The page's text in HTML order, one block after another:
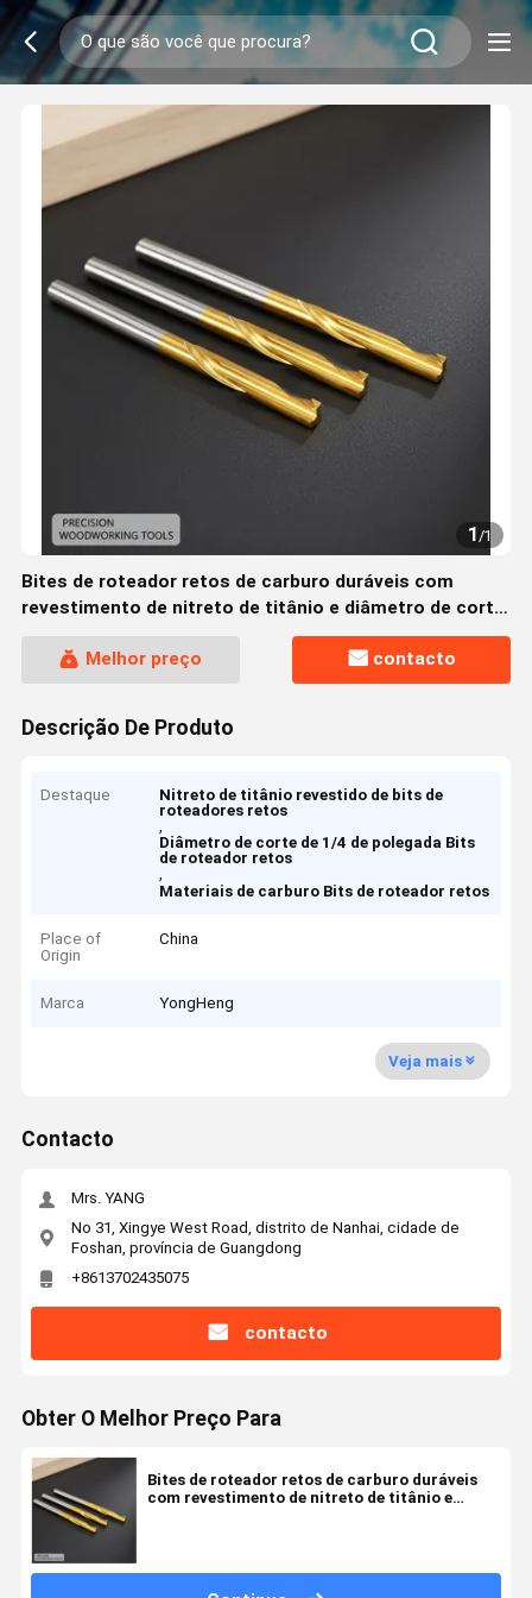
1/1
Bites de roteador retos de carburo duráveis com
revestimento de nitreto de titânio e diâmetro de corte
de 1/4 de polegada para trabalhos de madeira de
precisãoMelhor preço contacto
Descrição De Produto
Destaque
Nitreto de titânio revestido de bits de
roteadores retos
,
Diâmetro de corte de 1/4 de polegada Bits
de roteador retos
,
Materiais de carburo Bits de roteador retos
Place of
Origin
China
Marca YongHeng
Veja mais
Contacto
Mrs. YANG
No 31, Xingye West Road, distrito de Nanhai, cidade de
Foshan, província de Guangdong
+8613702435075
contacto
Obter O Melhor Preço Para
Bites de roteador retos de carburo duráveis
com revestimento de nitreto de titânio e